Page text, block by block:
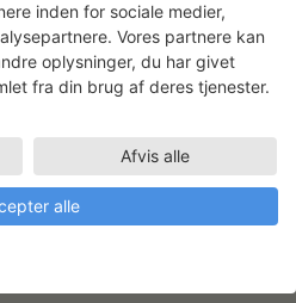
OKU-møbelserien er
med reol og
er allerede langt
inden for sociale medier,
Vores partnere kan
oplysninger, du har givet
fra din brug af deres tjenester.
Afvis alle
alle